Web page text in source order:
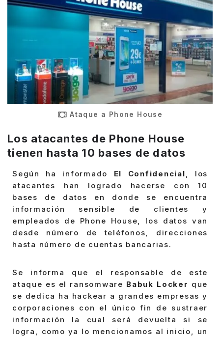
Ataque a Phone House
Los atacantes de Phone House
tienen hasta 10 bases de datos
Según ha informado El Confidencial , los
atacantes han logrado hacerse con 10
bases de datos en donde se encuentra
información sensible de clientes y
empleados de Phone House, los datos van
desde número de teléfonos, direcciones
hasta número de cuentas bancarias.
Se informa que el responsable de este
ataque es el ransomware Babuk Locker que
se dedica ha hackear a grandes empresas y
corporaciones con el único fin de sustraer
información la cual será devuelta si se
logra, como ya lo mencionamos al inicio, un